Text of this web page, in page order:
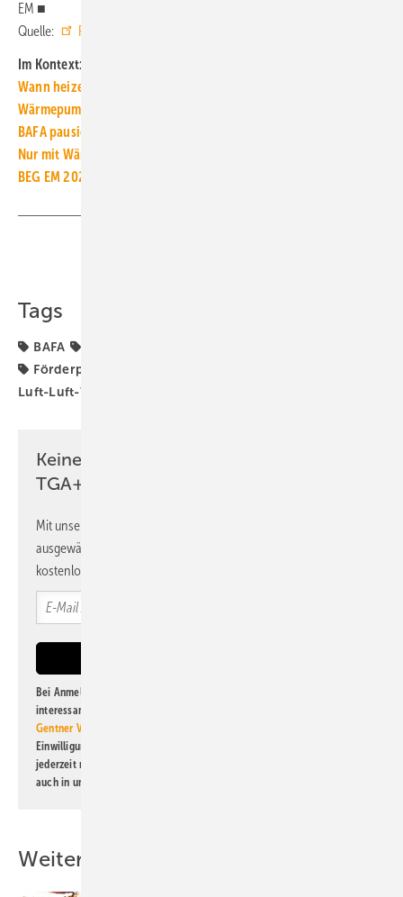
EM ■
Quelle:
FGK
Im Kontext:
Wann heizen mit Luft/Luft-Wärmepumpen sinnvoll ist
Wärmepumpen: Die 7 größten Mythen im Faktencheck
BAFA pausiert BEG-EM-Förderung für Luft/Luft-Wärmepumpen
Nur mit Wärmepumpen sind niedrige Heizkosten realisierbar
BEG EM 2023: So werden Wärmepumpen gefördert
Tags
BAFA
Förderprogramm
Luft-Luft-Wärmepumpe
Keine Zeit? Kein Problem mit dem
TGA+E Newsletter!
Mit unserem Newsletter erhalten Sie regelmäßig von uns
ausgewählte Informationen und Neuigkeiten, gebündelt und
kostenlos direkt ins Postfach.
Bei Anmeldung zu diesem Newsletter bin ich damit einverstanden, über
interessante Verlags- und Online-Angebote
Gentner Verlag GmbH & Co. KG
Einwilligung kann ich jederzeit widerrufen und eine Abmeldung ist
jederzeit möglich. Informationen zum Umgang mit Daten finden Sie
auch in unserer
Weitere Inhalte